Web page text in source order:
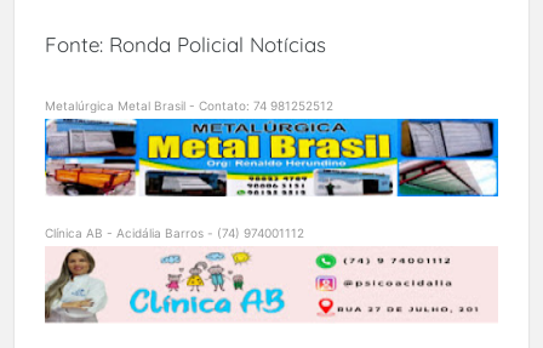
Fonte: Ronda Policial Notícias
Metalúrgica Metal Brasil - Contato: 74 981252512
Clínica AB - Acidália Barros - (74) 974001112